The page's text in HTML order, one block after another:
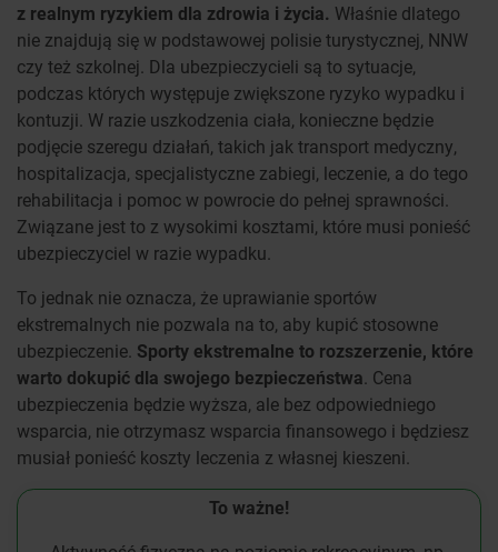
z realnym ryzykiem dla zdrowia i życia. Właśnie dlatego
nie znajdują się w podstawowej polisie turystycznej, NNW
czy też szkolnej. Dla ubezpieczycieli są to sytuacje,
podczas których występuje zwiększone ryzyko wypadku i
kontuzji. W razie uszkodzenia ciała, konieczne będzie
podjęcie szeregu działań, takich jak transport medyczny,
hospitalizacja, specjalistyczne zabiegi, leczenie, a do tego
rehabilitacja i pomoc w powrocie do pełnej sprawności.
Związane jest to z wysokimi kosztami, które musi ponieść
ubezpieczyciel w razie wypadku.
To jednak nie oznacza, że uprawianie sportów
ekstremalnych nie pozwala na to, aby kupić stosowne
ubezpieczenie. Sporty ekstremalne to rozszerzenie, które
warto dokupić dla swojego bezpieczeństwa. Cena
ubezpieczenia będzie wyższa, ale bez odpowiedniego
wsparcia, nie otrzymasz wsparcia finansowego i będziesz
musiał ponieść koszty leczenia z własnej kieszeni.
To ważne!